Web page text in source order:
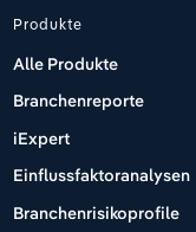
Produkte
Alle Produkte
Branchenreporte
iExpert
Einflussfaktoranalysen
Branchenrisikoprofile